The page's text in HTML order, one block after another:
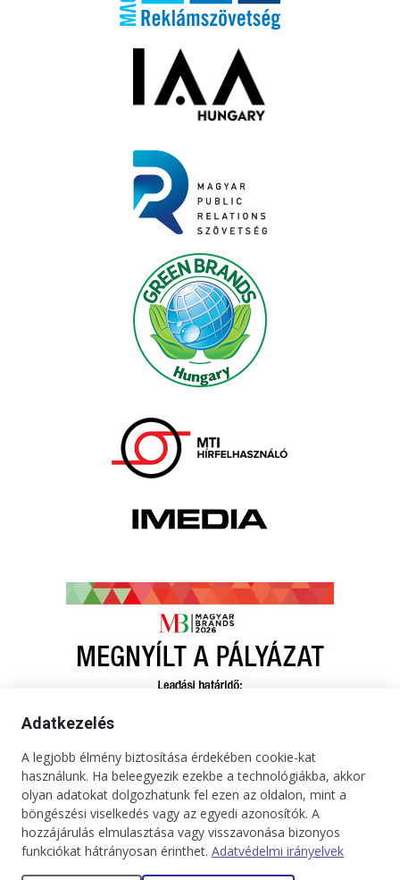
Adatkezelés
A legjobb élmény biztosítása érdekében cookie-kat
használunk. Ha beleegyezik ezekbe a technológiákba, akkor
olyan adatokat dolgozhatunk fel ezen az oldalon, mint a
böngészési viselkedés vagy az egyedi azonosítók. A
hozzájárulás elmulasztása vagy visszavonása bizonyos
funkciókat hátrányosan érinthet. Adatvédelmi irányelvek